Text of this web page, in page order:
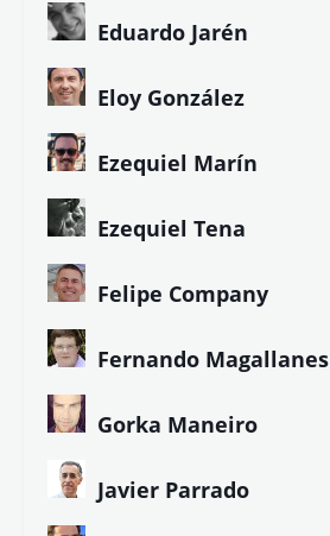
Eduardo Jarén
Eloy González
Ezequiel Marín
Ezequiel Tena
Felipe Company
Fernando Magallanes
Gorka Maneiro
Javier Parrado